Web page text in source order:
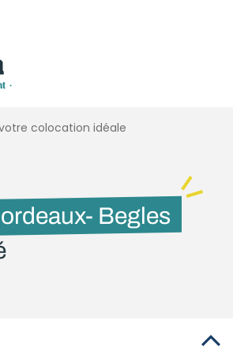
colocation idéale
Begles